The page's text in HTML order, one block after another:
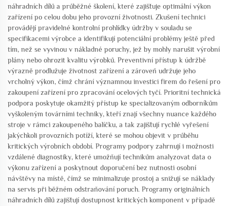
náhradních dílů a průběžné školení, které zajišťuje optimální výkon
zařízení po celou dobu jeho provozní životnosti. Zkušení technici
provádějí pravidelné kontrolní prohlídky údržby v souladu se
specifikacemi výrobce a identifikují potenciální problémy ještě před
tím, než se vyvinou v nákladné poruchy, jež by mohly narušit výrobní
plány nebo ohrozit kvalitu výrobků. Preventivní přístup k údržbě
výrazně prodlužuje životnost zařízení a zároveň udržuje jeho
vrcholný výkon, čímž chrání významnou investici firem do řešení pro
zakoupení zařízení pro zpracování ocelových tyčí. Prioritní technická
podpora poskytuje okamžitý přístup ke specializovaným odborníkům
vyškoleným továrními techniky, kteří znají všechny nuance každého
stroje v rámci zakoupeného balíčku, a tak zajišťují rychlé vyřešení
jakýchkoli provozních potíží, které se mohou objevit v průběhu
kritických výrobních období. Programy podpory zahrnují i možnosti
vzdálené diagnostiky, které umožňují technikům analyzovat data o
výkonu zařízení a poskytnout doporučení bez nutnosti osobní
návštěvy na místě, čímž se minimalizuje prostoj a snižují se náklady
na servis při běžném odstraňování poruch. Programy originálních
náhradních dílů zajišťují dostupnost kritických komponent v případě